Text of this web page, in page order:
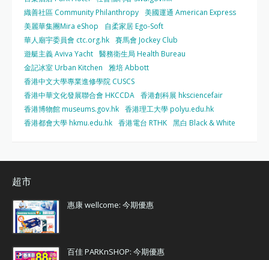
織善社區 Community Philanthropy 美國運通 American Express
美麗華集團Mira eShop
自柔家居 Ego-Soft
華人廟宇委員會 ctc.org.hk 賽馬會 Jockey Club
遊艇主義 Aviva Yacht 醫務衛生局 Health Bureau
金記冰室 Urban Kitchen
雅培 Abbott
香港中文大學專業進修學院 CUSCS
香港中華文化發展聯合會 HKCCDA 香港創科展 hksciencefair
香港博物館 museums.gov.hk 香港理工大學 polyu.edu.hk
香港都會大學 hkmu.edu.hk 香港電台 RTHK 黑白 Black & White
超市
惠康 wellcome: 今期優惠
百佳 PARKnSHOP: 今期優惠